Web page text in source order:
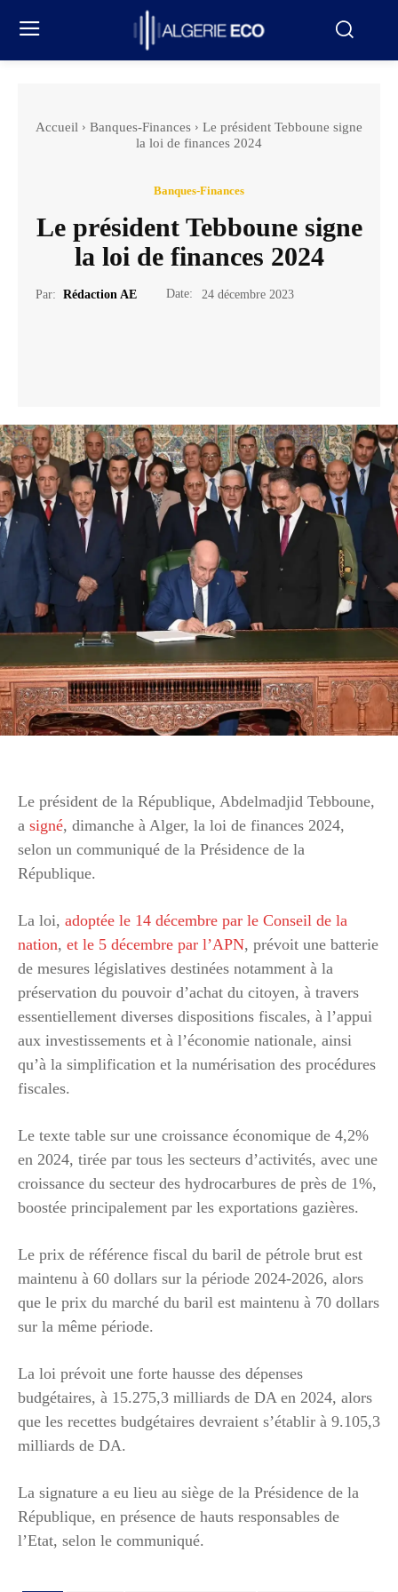
Accueil Banques-Finances
Le président Tebboune signe
la loi de finances 2024
Banques-Finances
Le président Tebboune signe
la loi de finances 2024
Par: Rédaction AE Date: 24 décembre 2023
Le président de la République, Abdelmadjid Tebboune,
a signé, dimanche à Alger, la loi de finances 2024,
selon un communiqué de la Présidence de la
République.
La loi, adoptée le 14 décembre par le Conseil de la
nation, et le 5 décembre par l’APN, prévoit une batterie
de mesures législatives destinées notamment à la
préservation du pouvoir d’achat du citoyen, à travers
essentiellement diverses dispositions fiscales, à l’appui
aux investissements et à l’économie nationale, ainsi
qu’à la simplification et la numérisation des procédures
fiscales.
Le texte table sur une croissance économique de 4,2%
en 2024, tirée par tous les secteurs d’activités, avec une
croissance du secteur des hydrocarbures de près de 1%,
boostée principalement par les exportations gazières.
Le prix de référence fiscal du baril de pétrole brut est
maintenu à 60 dollars sur la période 2024-2026, alors
que le prix du marché du baril est maintenu à 70 dollars
sur la même période.
La loi prévoit une forte hausse des dépenses
budgétaires, à 15.275,3 milliards de DA en 2024, alors
que les recettes budgétaires devraient s’établir à 9.105,3
milliards de DA.
La signature a eu lieu au siège de la Présidence de la
République, en présence de hauts responsables de
l’Etat, selon le communiqué.